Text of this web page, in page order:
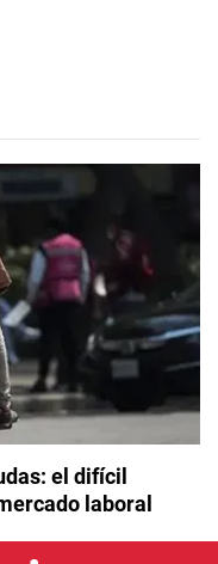
el difícil
laboral